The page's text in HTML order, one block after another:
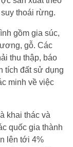
thoái rừng.
gồm gia súc,
gỗ. Các
thu thập, báo
tích đất sử dụng
minh về việc
khai thác và
quốc gia thành
lên tới 4%